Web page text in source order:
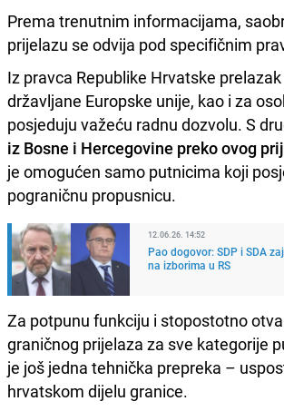
Prema trenutnim informacijama,
prijelazu se odvija pod specifičnim
Iz pravca Republike Hrvatske
državljane Europske unije, kao i za
posjeduju važeću radnu dozvolu. S
iz Bosne i Hercegovine preko ovog
je omogućen samo putnicima koji
pograničnu propusnicu.
12.06.26. 14:52
Pao dogovor: SDP i SDA
na izborima u RS
Za potpunu funkciju i stopostotno
graničnog prijelaza za sve kategorije
je još jedna tehnička prepreka –
hrvatskom dijelu granice.